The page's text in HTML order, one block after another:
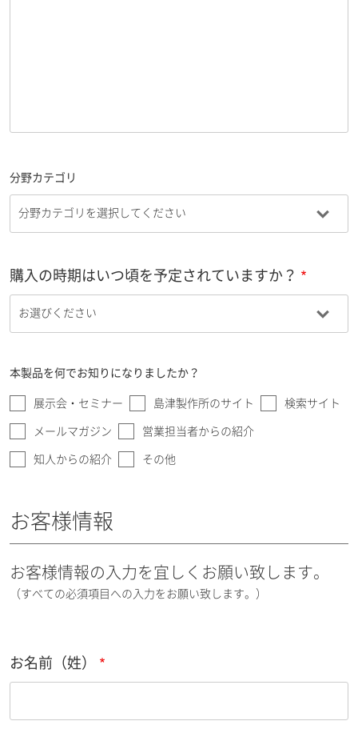
分野カテゴリ
購入の時期はいつ頃を予定されていますか？
本製品を何でお知りになりましたか？
展示会・セミナー 島津製作所のサイト 検索サイト
メールマガジン 営業担当者からの紹介
知人からの紹介 その他
お客様情報
お客様情報の入力を宜しくお願い致します。
（すべての必須項目への入力をお願い致します。）
お名前（姓）